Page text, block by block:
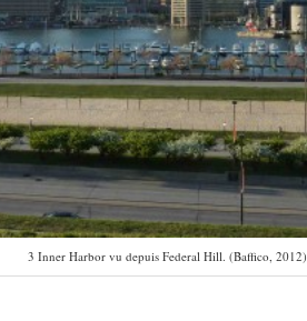
3 Inner Harbor vu depuis Federal Hill. (Baffico, 2012)